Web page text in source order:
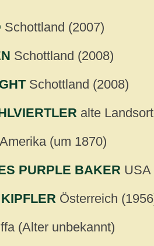
Schottland (2007)
Schottland (2008)
Schottland (2008)
alte
Amerika (um 1870)
PURPLE BAKER USA
Österreich
(Alter unbekannt)